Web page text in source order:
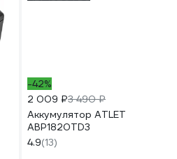
-42%
2 009 ₽3 490 ₽
Аккумулятор ATLET
ABP1820TD3
4.9(13)